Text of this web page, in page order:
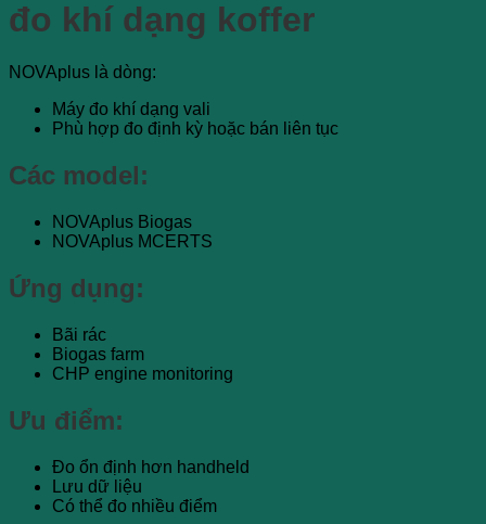
đo khí dạng koffer
NOVAplus là dòng:
Máy đo khí dạng vali
Phù hợp đo định kỳ hoặc bán liên tục
Các model:
NOVAplus Biogas
NOVAplus MCERTS
Ứng dụng:
Bãi rác
Biogas farm
CHP engine monitoring
Ưu điểm:
Đo ổn định hơn handheld
Lưu dữ liệu
Có thể đo nhiều điểm